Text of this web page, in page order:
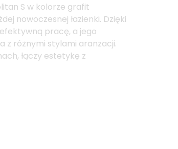
S w kolorze grafit
nowoczesnej łazienki. Dzięki
pracę, a jego
z różnymi stylami aranżacji.
łączy estetykę z